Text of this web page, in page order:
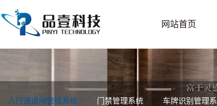
网站首页
人行通道闸管理系统 门禁管理系统 车牌识别管理